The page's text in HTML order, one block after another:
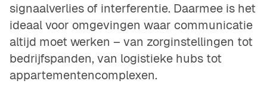
signaalverlies of interferentie. Daarmee is het
ideaal voor omgevingen waar communicatie
altijd moet werken – van zorginstellingen tot
bedrijfspanden, van logistieke hubs tot
appartementencomplexen.